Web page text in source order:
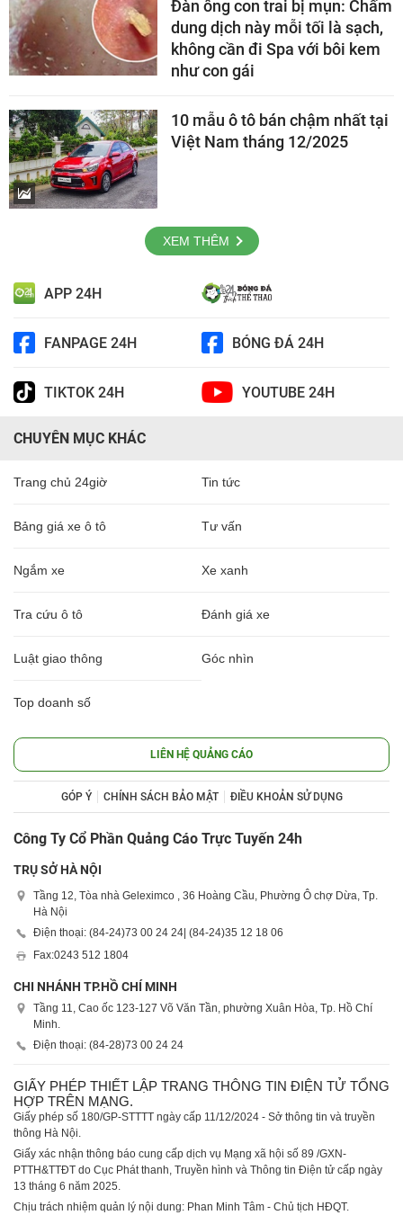
Đàn ông con trai bị mụn: Chấm
dung dịch này mỗi tối là sạch,
không cần đi Spa với bôi kem
như con gái
10 mẫu ô tô bán chậm nhất tại
Việt Nam tháng 12/2025
XEM THÊM
APP 24H
FANPAGE 24H BÓNG ĐÁ 24H
TIKTOK 24H YOUTUBE 24H
CHUYÊN MỤC KHÁC
Trang chủ 24giờ Tin tức
Bảng giá xe ô tô Tư vấn
Ngắm xe Xe xanh
Tra cứu ô tô Đánh giá xe
Luật giao thông Góc nhìn
Top doanh số
LIÊN HỆ QUẢNG CÁO
GÓP Ý CHÍNH SÁCH BẢO MẬT ĐIỀU KHOẢN SỬ DỤNG
Công Ty Cổ Phần Quảng Cáo Trực Tuyến 24h
TRỤ SỞ HÀ NỘI
Tầng 12, Tòa nhà Geleximco , 36 Hoàng Cầu, Phường Ô chợ Dừa, Tp.
Hà Nội
Điện thoại: (84-24)73 00 24 24 | (84-24)35 12 18 06
Fax:0243 512 1804
CHI NHÁNH TP.HỒ CHÍ MINH
Tầng 11, Cao ốc 123-127 Võ Văn Tần, phường Xuân Hòa, Tp. Hồ Chí
Minh.
Điện thoại: (84-28)73 00 24 24
GIẤY PHÉP THIẾT LẬP TRANG THÔNG TIN ĐIỆN TỬ TỔNG
HỢP TRÊN MẠNG.
Giấy phép số 180/GP-STTTT ngày cấp 11/12/2024 - Sở thông tin và truyền
thông Hà Nội.
Giấy xác nhận thông báo cung cấp dịch vụ Mạng xã hội số 89 /GXN-
PTTH&TTĐT do Cục Phát thanh, Truyền hình và Thông tin Điện tử cấp ngày
13 tháng 6 năm 2025.
Chịu trách nhiệm quản lý nội dung: Phan Minh Tâm - Chủ tịch HĐQT.